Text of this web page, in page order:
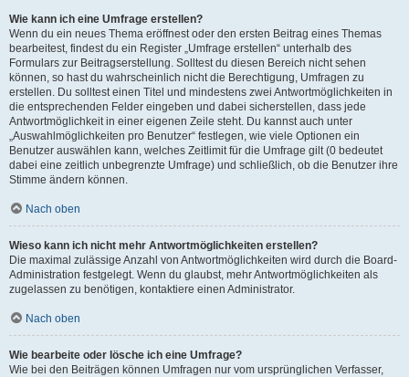
Wie kann ich eine Umfrage erstellen?
Wenn du ein neues Thema eröffnest oder den ersten Beitrag eines Themas
bearbeitest, findest du ein Register „Umfrage erstellen“ unterhalb des
Formulars zur Beitragserstellung. Solltest du diesen Bereich nicht sehen
können, so hast du wahrscheinlich nicht die Berechtigung, Umfragen zu
erstellen. Du solltest einen Titel und mindestens zwei Antwortmöglichkeiten in
die entsprechenden Felder eingeben und dabei sicherstellen, dass jede
Antwortmöglichkeit in einer eigenen Zeile steht. Du kannst auch unter
„Auswahlmöglichkeiten pro Benutzer“ festlegen, wie viele Optionen ein
Benutzer auswählen kann, welches Zeitlimit für die Umfrage gilt (0 bedeutet
dabei eine zeitlich unbegrenzte Umfrage) und schließlich, ob die Benutzer ihre
Stimme ändern können.
Nach oben
Wieso kann ich nicht mehr Antwortmöglichkeiten erstellen?
Die maximal zulässige Anzahl von Antwortmöglichkeiten wird durch die Board-
Administration festgelegt. Wenn du glaubst, mehr Antwortmöglichkeiten als
zugelassen zu benötigen, kontaktiere einen Administrator.
Nach oben
Wie bearbeite oder lösche ich eine Umfrage?
Wie bei den Beiträgen können Umfragen nur vom ursprünglichen Verfasser,